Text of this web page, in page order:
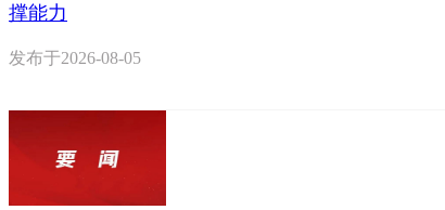
撑能力
发布于2026-08-05